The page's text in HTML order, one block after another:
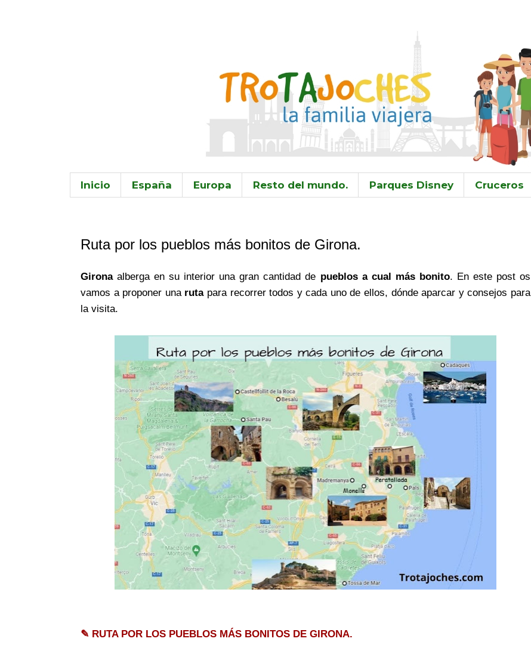
Inicio España Europa Resto del mundo. Parques Disney Cruceros
Ruta por los pueblos más bonitos de Girona.
Gironaalberga en su interior una gran cantidad de pueblos a cual más bonito. En este post os
vamos a proponer una rutapara recorrer todos y cada uno de ellos, dónde aparcar y consejos para
la visita.
✎ RUTA POR LOS PUEBLOS MÁS BONITOS DE GIRONA.